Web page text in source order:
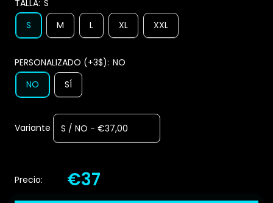
TALLA: S
S
M L XL XXL
PERSONALIZADO (+3$): NO
NO
SÍ
Variante
Precio: €37